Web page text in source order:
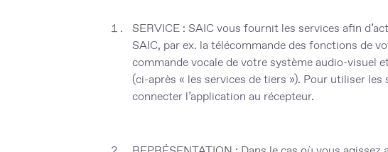
SERVICE : SAIC vous fournit les services afin
SAIC, par ex. la télécommande des fonctions de
commande vocale de votre système audio-visuel
(ci-après « les services de tiers »). Pour utiliser les
connecter l’application au récepteur.